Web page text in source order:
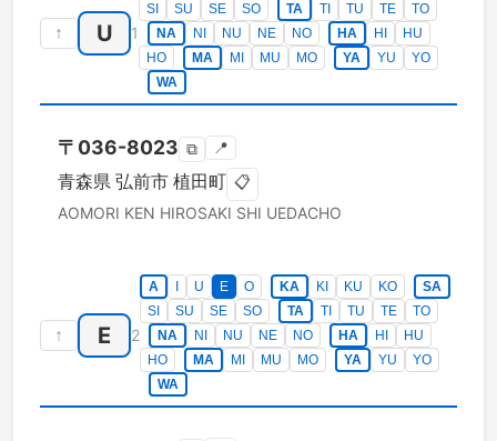
↑ U 1
SI
SU SE SO TA TI TU TE
TO
NA
NI NU NE NO HA HI
HU
HO
MA MI MU MO YA YU
YO
WA
〒 036-8023 ⧉ 📍
青森県 弘前市 植田町 📋
AOMORI KEN HIROSAKI SHI UEDACHO
↑ E 2
A U E O KA KI KU KO
SA
SI
SU SE SO TA TI TU TE
TO
NA
NI NU NE NO HA HI
HU
HO
MA MI MU MO YA YU
YO
WA